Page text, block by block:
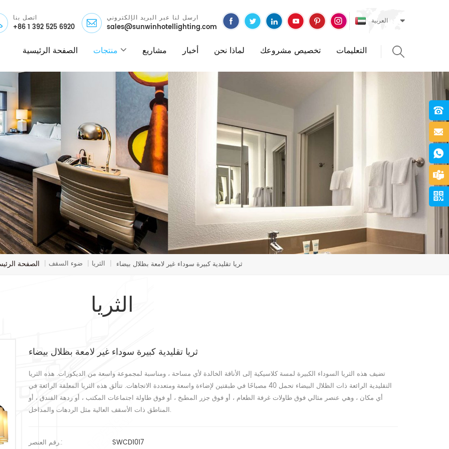
العربية اتصل بنا
+86 1 392 525 6920
ارسل لنا عبر البريد الإلكتروني
sales@sunwinhotellighting.com
الصفحة الرئيسية منتجات مشاريع أخبار لماذا نحن تخصيص مشروعك التعليمات
الصفحة | ضوء السقف | الثريا | ثريا تقليدية كبيرة سوداء غير لامعة بظلال بيضاء
الثريا
ثريا تقليدية كبيرة سوداء غير لامعة بظلال بيضاء
تضيف هذه الثريا السوداء الكبيرة لمسة كلاسيكية إلى الأناقة الخالدة لأي مساحة ، ومناسبة لمجموعة واسعة من الديكورات. هذه الثريا
التقليدية الرائعة ذات الظلال البيضاء تحمل 40 مصباحًا في طبقتين لإضاءة واسعة ومتعددة الاتجاهات. تتألق هذه الثريا المعلقة الرائعة في
أي مكان ، وهي عنصر مثالي فوق طاولات غرفة الطعام ، أو فوق جزر المطبخ ، أو فوق طاولة اجتماعات المكتب ، أو ردهة الفندق ، أو
المناطق ذات الأسقف العالية مثل الردهات والمداخل.
رقم العنصر.: SWCD1017